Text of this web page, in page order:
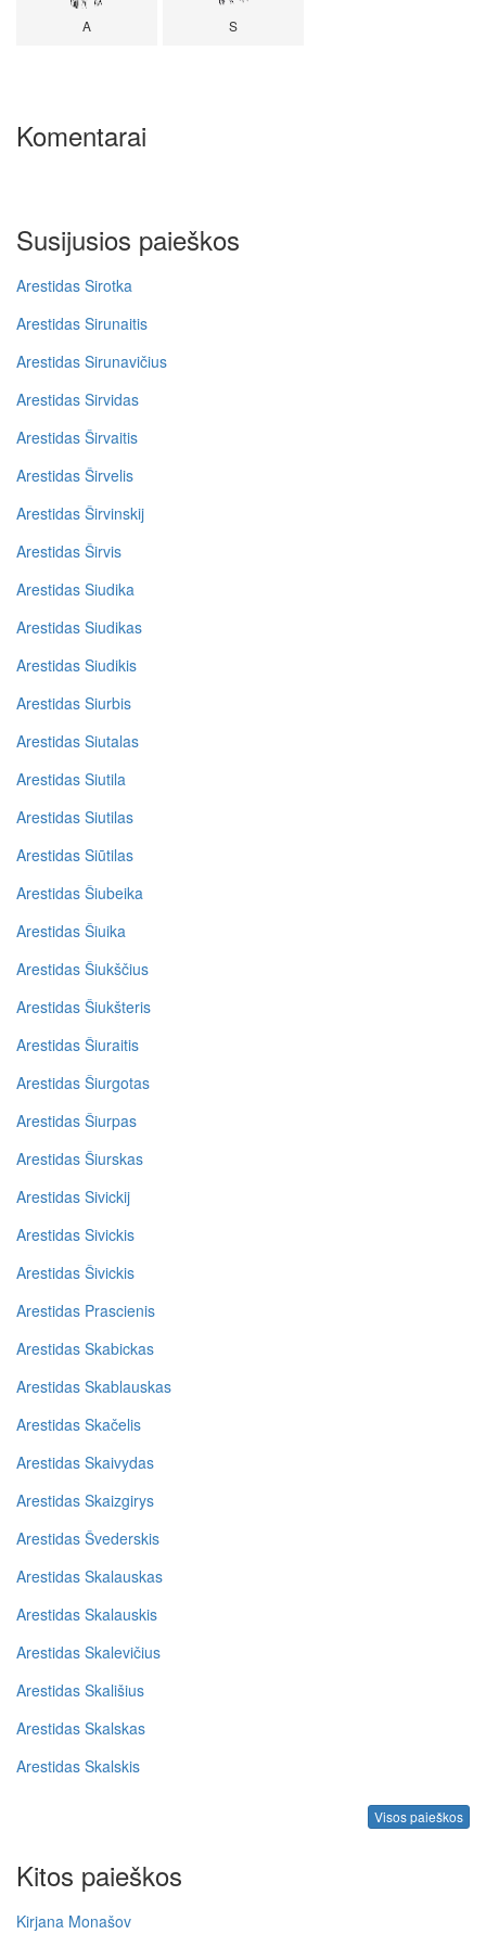
A S
Komentarai
Susijusios paieškos
Arestidas Sirotka
Arestidas Sirunaitis
Arestidas Sirunavičius
Arestidas Sirvidas
Arestidas Širvaitis
Arestidas Širvelis
Arestidas Širvinskij
Arestidas Širvis
Arestidas Siudika
Arestidas Siudikas
Arestidas Siudikis
Arestidas Siurbis
Arestidas Siutalas
Arestidas Siutila
Arestidas Siutilas
Arestidas Siūtilas
Arestidas Šiubeika
Arestidas Šiuika
Arestidas Šiukščius
Arestidas Šiukšteris
Arestidas Šiuraitis
Arestidas Šiurgotas
Arestidas Šiurpas
Arestidas Šiurskas
Arestidas Sivickij
Arestidas Sivickis
Arestidas Šivickis
Arestidas Prascienis
Arestidas Skabickas
Arestidas Skablauskas
Arestidas Skačelis
Arestidas Skaivydas
Arestidas Skaizgirys
Arestidas Švederskis
Arestidas Skalauskas
Arestidas Skalauskis
Arestidas Skalevičius
Arestidas Skališius
Arestidas Skalskas
Arestidas Skalskis
Visos paieškos
Kitos paieškos
Kirjana Monašov